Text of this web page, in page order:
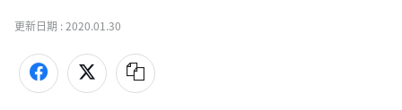
更新日期 :2020.01.30